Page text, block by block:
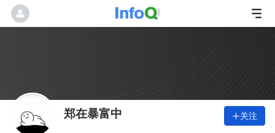
郑在暴富中 关注